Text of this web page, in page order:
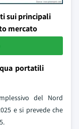
sui principali
mercato
portatili
del Nord
e si prevede che